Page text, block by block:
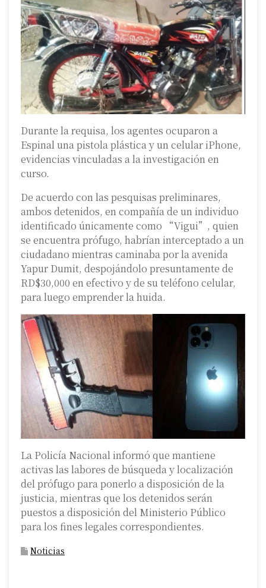
Durante la requisa, los agentes ocuparon a
Espinal una pistola plástica y un celular iPhone,
evidencias vinculadas a la investigación en
curso.
De acuerdo con las pesquisas preliminares,
ambos detenidos, en compañía de un individuo
identificado únicamente como “Vigui”, quien
se encuentra prófugo, habrían interceptado a un
ciudadano mientras caminaba por la avenida
Yapur Dumit, despojándolo presuntamente de
RD$30,000 en efectivo y de su teléfono celular,
para luego emprender la huida.
La Policía Nacional informó que mantiene
activas las labores de búsqueda y localización
del prófugo para ponerlo a disposición de la
justicia, mientras que los detenidos serán
puestos a disposición del Ministerio Público
para los fines legales correspondientes.
Noticias